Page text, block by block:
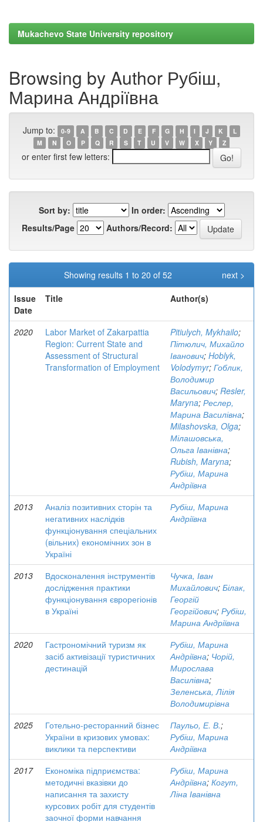
Mukachevo State University repository
Browsing by Author Рубіш,
Марина Андріївна
Jump to: 0-9 A B C D E F G H I J K
L
M
N O P Q R S T U V W X Y Z
or enter first few letters:
Sort by:
In order:
Results/Page
Authors/Record:
Showing results 1 to 20 of 52
next >
Issue
Date
Title Author(s)
2020
Labor Market of Zakarpattia
Region: Current State and
Assessment of Structural
Transformation of Employment
Pitiulych, Mykhailo;
Пітюлич, Михайло
Іванович; Hoblyk,
Volodymyr; Гоблик,
Володимир
Васильович; Resler,
Maryna; Реслер,
Марина Василівна;
Milashovska, Olga;
Мілашовська,
Ольга Іванівна;
Rubish, Maryna;
Рубіш, Марина
Андріївна
2013
Аналіз позитивних сторін та
негативних наслідків
функціонування спеціальних
(вільних) економічних зон в
Україні
Рубіш, Марина
Андріївна
2013
Вдосконалення інструментів
дослідження практики
функціонування єврорегіонів
в Україні
Чучка, Іван
Михайлович; Білак,
Георгій
Георгійович; Рубіш,
Марина Андріївна
2020
Гастрономічний туризм як
засіб активізації туристичних
дестинацій
Рубіш, Марина
Андріївна; Чорій,
Мирослава
Василівна;
Зеленська, Лілія
Володимирівна
2025
Готельно-ресторанний бізнес
України в кризових умовах:
виклики та перспективи
Паульо, Е. В.;
Рубіш, Марина
Андріївна
2017
Економіка підприємства:
методичні вказівки до
написання та захисту
курсових робіт для студентів
заочної форми навчання
Рубіш, Марина
Андріївна; Когут,
Ліна Іванівна